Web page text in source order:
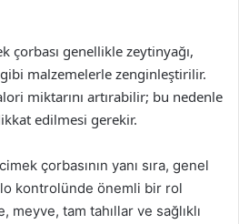
çorbası genellikle zeytinyağı,
malzemelerle zenginleştirilir.
miktarını artırabilir; bu nedenle
edilmesi gerekir.
çorbasının yanı sıra, genel
kontrolünde önemli bir rol
meyve, tam tahıllar ve sağlıklı